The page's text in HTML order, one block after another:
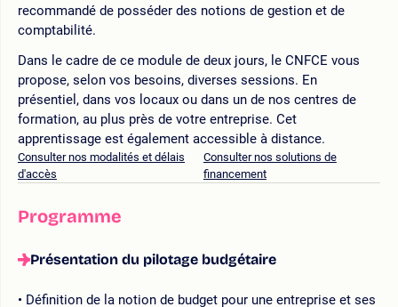
recommandé de posséder des notions de gestion et de
comptabilité.
Dans le cadre de ce module de deux jours, le CNFCE vous
propose, selon vos besoins, diverses sessions. En
présentiel, dans vos locaux ou dans un de nos centres de
formation, au plus près de votre entreprise. Cet
apprentissage est également accessible à distance.
Consulter nos modalités et délais
d'accès
Consulter nos solutions de
financement
Programme
Présentation du pilotage budgétaire
Définition de la notion de budget pour une entreprise et ses